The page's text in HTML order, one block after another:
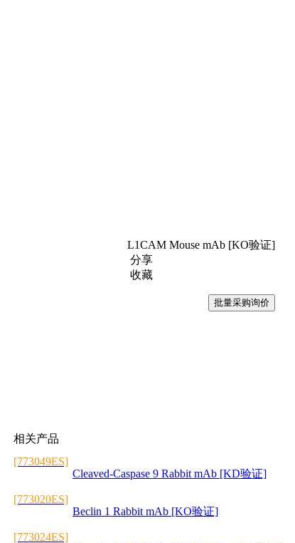
L1CAM Mouse mAb [KO验证]
分享
收藏
批量采购询价
相关产品
[773049ES]
Cleaved-Caspase 9 Rabbit mAb [KD验证]
[773020ES]
Beclin 1 Rabbit mAb [KO验证]
[773024ES]